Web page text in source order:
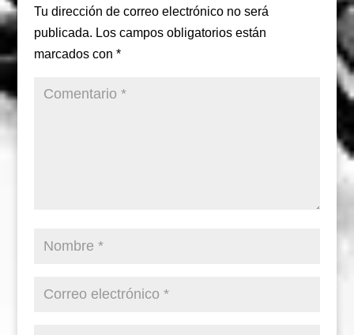
Tu dirección de correo electrónico no será
publicada. Los campos obligatorios están
marcados con *